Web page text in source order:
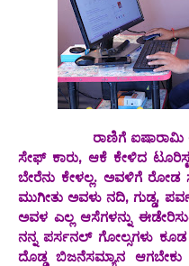
ರಾಣಿಗೆ ಐಷಾರಾಮಿ
ಸೇಫ್ ಕಾರು, ಆಕೆ ಕೇಳಿದ
ಬೇರೆನು ಕೇಳಲ್ಲ. ಅವಳಿಗೆ ರೋಡ
ಮುಗೀತು ಅವಳು ನದಿ, ಗುಡ್ಡ,
ಅವಳ ಎಲ್ಲ ಆಸೆಗಳನ್ನು
ನನ್ನ ಪರ್ಸನಲ್ ಗೋಲ್ಸಗಳು
ದೊಡ್ಡ ಬಿಜನೆಸಮ್ಯಾನ